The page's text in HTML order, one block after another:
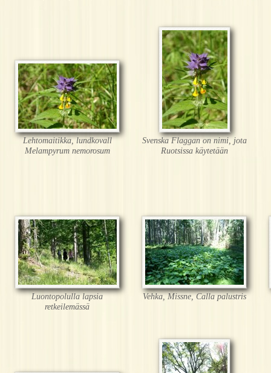
Lehtomaitikka, lundkovall
Melampyrum nemorosum
Svenska Flaggan on nimi, jota
Ruotsissa käytetään
Luontopolulla lapsia
retkeilemässä
Vehka, Missne, Calla palustris